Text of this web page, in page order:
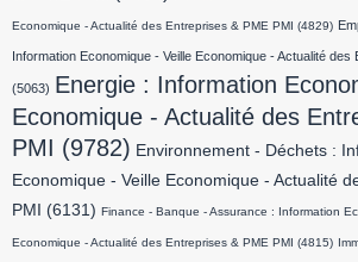
Economique - Actualité des Entreprises & PME PMI (4829)
Information Economique - Veille Economique - Actualité des
(5063) Energie : Information
Economique - Actualité des
PMI (9782) Environnement - Déchets :
Economique - Veille Economique - Actualité
PMI
(6131) Finance - Banque - Assurance : Information
Economique - Actualité des Entreprises & PME PMI (4815)